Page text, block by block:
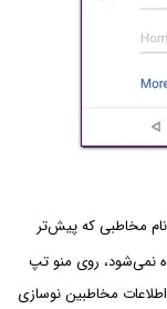
مخاطبی که پیش‌تر
نمی‌شود، روی منو تپ
مخاطبین نوسازی